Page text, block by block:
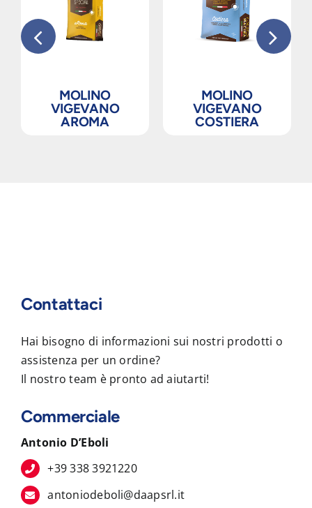
MOLINO
VIGEVANO
AROMA
MOLINO
VIGEVANO
COSTIERA
Contattaci
Hai bisogno di informazioni sui nostri prodotti o
assistenza per un ordine?
Il nostro team è pronto ad aiutarti!
Commerciale
Antonio D’Eboli
+39 338 3921220
antoniodeboli@daapsrl.it